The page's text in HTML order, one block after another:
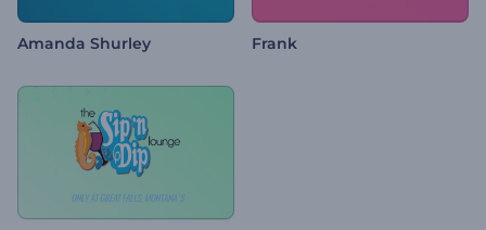
Amanda Shurley Frank